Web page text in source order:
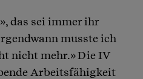
das sei immer ihr
musste ich
nicht mehr.» Die IV
Arbeitsfähigkeit